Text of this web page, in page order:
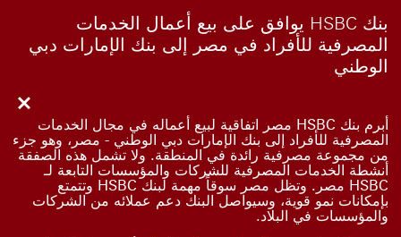
بنك HSBC يوافق على بيع أعمال الخدمات
المصرفية للأفراد في مصر إلى بنك الإمارات دبي
الوطني
أبرم بنك HSBC مصر اتفاقية لبيع أعماله في مجال الخدمات
المصرفية للأفراد إلى بنك الإمارات دبي الوطني - مصر، وهو جزء
من مجموعة مصرفية رائدة في المنطقة. ولا تشمل هذه الصفقة
أنشطة الخدمات المصرفية للشركات والمؤسسات التابعة لـ
HSBC مصر. وتظل مصر سوقاً مهمة لبنك HSBC وتتمتع
بإمكانات نمو قوية، وسيواصل البنك دعم عملائه من الشركات
والمؤسسات في البلاد.